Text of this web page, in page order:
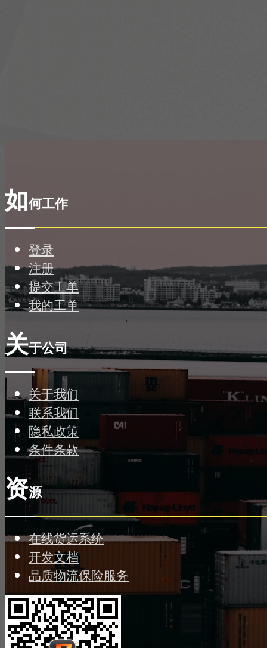
如何工作
登录
注册
提交工单
我的工单
关于公司
关于我们
联系我们
隐私政策
条件条款
资源
在线货运系统
开发文档
品质物流保险服务